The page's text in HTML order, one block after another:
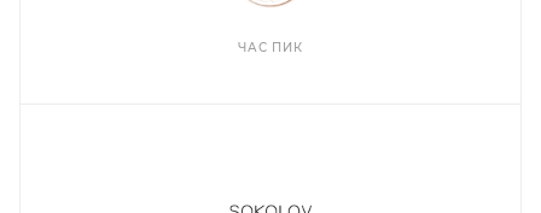
ЧАС ПИК